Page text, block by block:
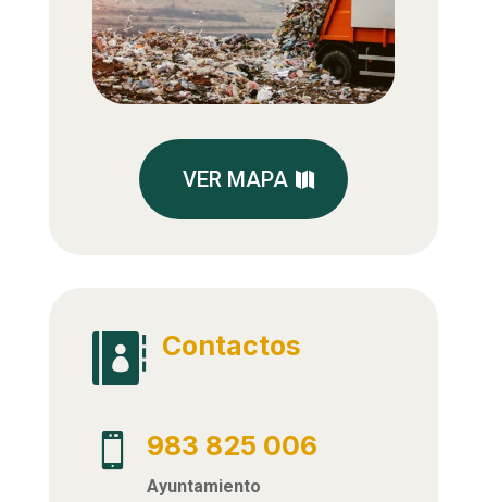
VER MAPA
 Contactos
 983 825 006
Ayuntamiento